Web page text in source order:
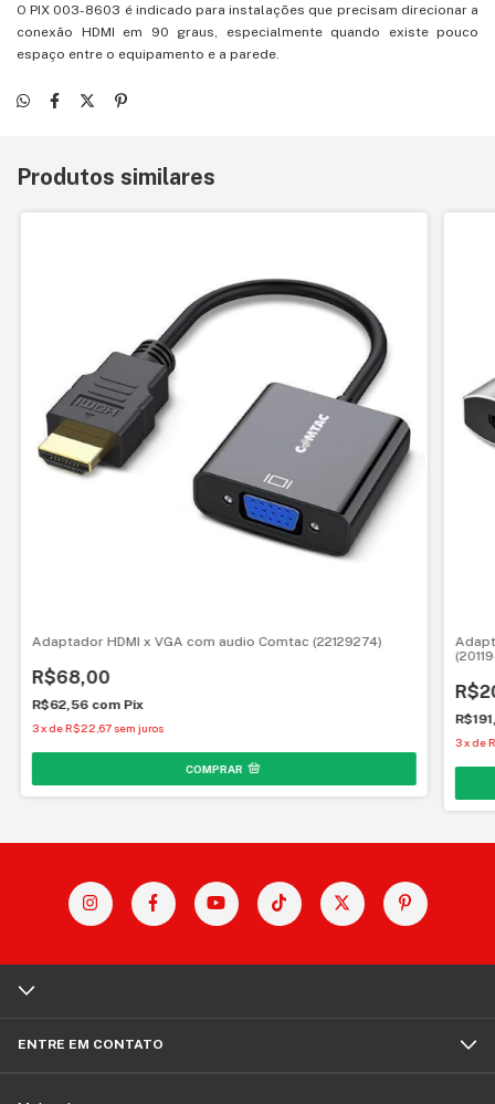
O PIX 003-8603 é indicado para instalações que precisam direcionar a
conexão HDMI em 90 graus, especialmente quando existe pouco
espaço entre o equipamento e a parede.
Produtos similares
Adaptador HDMI x VGA com audio Comtac (22129274)
R$68,00
R$62,56 com Pix
3xdeR$22,67sem juros
3 xde
ENTRE EM CONTATO